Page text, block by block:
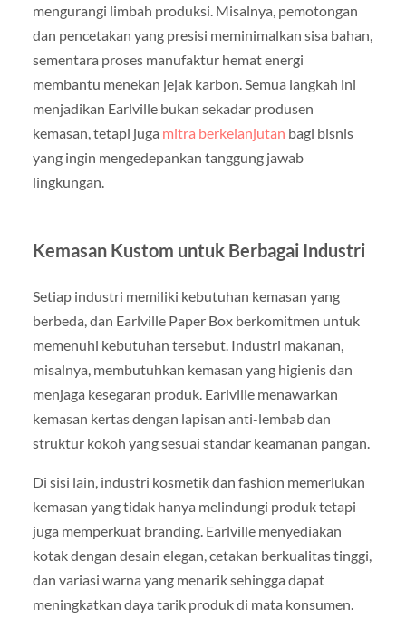
mengurangi limbah produksi. Misalnya, pemotongan
dan pencetakan yang presisi meminimalkan sisa bahan,
sementara proses manufaktur hemat energi
membantu menekan jejak karbon. Semua langkah ini
menjadikan Earlville bukan sekadar produsen
kemasan, tetapi juga mitra berkelanjutan bagi bisnis
yang ingin mengedepankan tanggung jawab
lingkungan.
Kemasan Kustom untuk Berbagai Industri
Setiap industri memiliki kebutuhan kemasan yang
berbeda, dan Earlville Paper Box berkomitmen untuk
memenuhi kebutuhan tersebut. Industri makanan,
misalnya, membutuhkan kemasan yang higienis dan
menjaga kesegaran produk. Earlville menawarkan
kemasan kertas dengan lapisan anti-lembab dan
struktur kokoh yang sesuai standar keamanan pangan.
Di sisi lain, industri kosmetik dan fashion memerlukan
kemasan yang tidak hanya melindungi produk tetapi
juga memperkuat branding. Earlville menyediakan
kotak dengan desain elegan, cetakan berkualitas tinggi,
dan variasi warna yang menarik sehingga dapat
meningkatkan daya tarik produk di mata konsumen.